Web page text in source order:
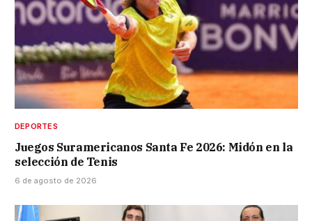
DEPORTES
Juegos Suramericanos Santa Fe 2026: Midón en la
selección de Tenis
6 de agosto de 2026